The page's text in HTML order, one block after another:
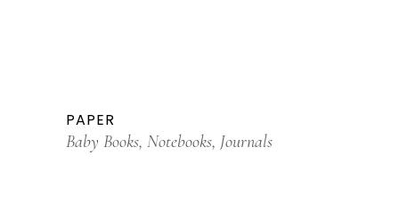
PAPER
Baby Books, Notebooks, Journals